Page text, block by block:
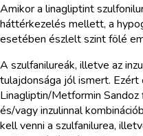
Amikor a linagliptint
háttérkezelés mellett, a
esetében észlelt szint fölé
A szulfanilureák, illetve az
tulajdonsága jól ismert. Ezért
Linagliptin/Metformin
és/vagy inzulinnal
kell venni a szulfanilurea,